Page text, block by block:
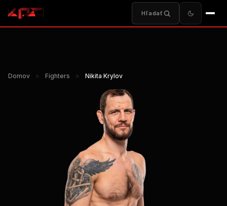
Hľadať
Domov > Fighters > Nikita Krylov